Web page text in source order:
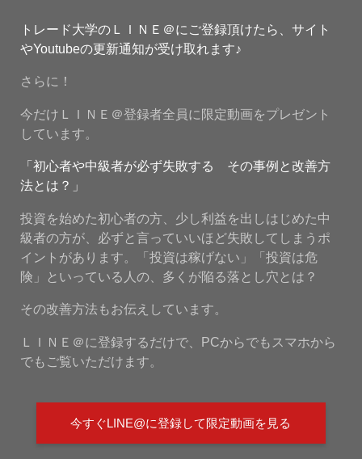
トレード大学のＬＩＮＥ＠にご登録頂けたら、サイト
やYoutubeの更新通知が受け取れます♪
さらに！
今だけＬＩＮＥ＠登録者全員に限定動画をプレゼント
しています。
「初心者や中級者が必ず失敗する その事例と改善方
法とは？」
投資を始めた初心者の方、少し利益を出しはじめた中
級者の方が、必ずと言っていいほど失敗してしまうポ
イントがあります。「投資は稼げない」「投資は危
険」といっている人の、多くが陥る落とし穴とは？
その改善方法もお伝えしています。
ＬＩＮＥ＠に登録するだけで、PCからでもスマホから
でもご覧いただけます。
今すぐLINE@に登録して限定動画を見る